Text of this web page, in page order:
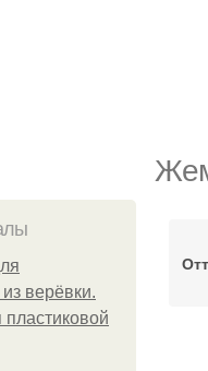
верёвки.
пластиковой